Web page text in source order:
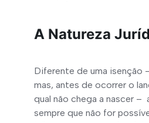
A Natureza
Diferente de uma isenção
mas, antes de ocorrer o
qual não chega a nascer –
sempre que não for